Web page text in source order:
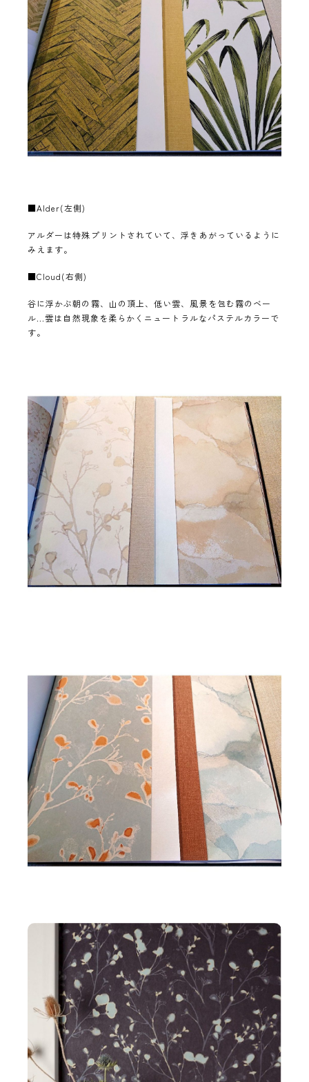
■Alder(左側)
アルダーは特殊プリントされていて、浮きあがっているように
みえます。
■Cloud(右側)
谷に浮かぶ朝の霧、山の頂上、低い雲、風景を包む霧のベー
ル...雲は自然現象を柔らかくニュートラルなパステルカラーで
す。